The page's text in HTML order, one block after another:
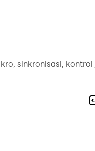
kemenangan: Raja
sinkronisasi,